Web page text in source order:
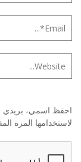
احفظ اسمي، بريدي
لاستخدامها المرة